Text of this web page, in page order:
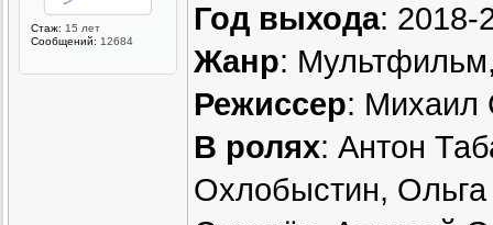
Стаж: 15 лет
Сообщений: 12684
Год выхода: 2018-
Жанр:
Режиссер: Михаил
В ролях: Антон
Охлобыстин, Ольга